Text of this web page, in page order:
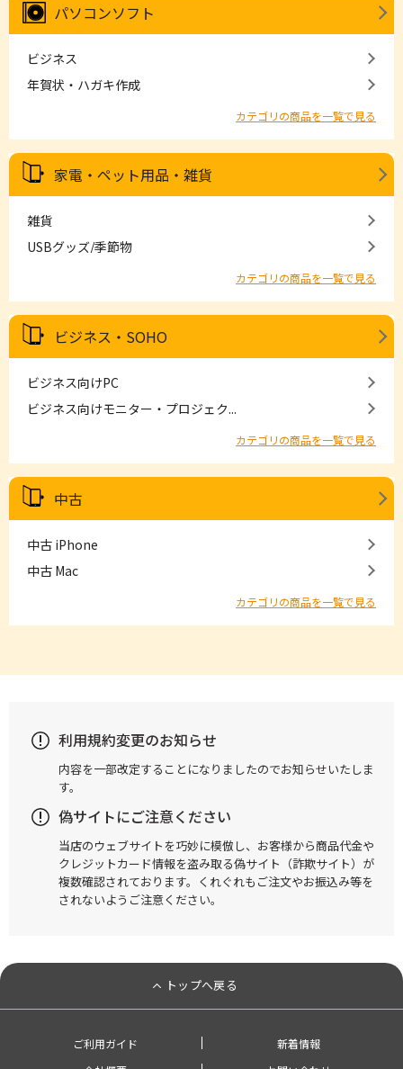
パソコンソフト
ビジネス
年賀状・ハガキ作成
カテゴリの商品を一覧で見る
家電・ペット用品・雑貨
雑貨
USBグッズ/季節物
カテゴリの商品を一覧で見る
ビジネス・SOHO
ビジネス向けPC
ビジネス向けモニター・プロジェク...
カテゴリの商品を一覧で見る
中古
中古 iPhone
中古 Mac
カテゴリの商品を一覧で見る
利用規約変更のお知らせ
内容を一部改定することになりましたのでお知らせいたしま
す。
偽サイトにご注意ください
当店のウェブサイトを巧妙に模倣し、お客様から商品代金や
クレジットカード情報を盗み取る偽サイト（詐欺サイト）が
複数確認されております。くれぐれもご注文やお振込み等を
されないようご注意ください。
トップへ戻る
ご利用ガイド
新着情報